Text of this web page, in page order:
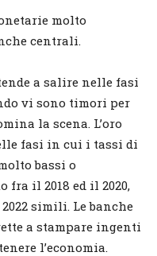
molto
centrali.
a salire nelle fasi
vi sono timori per
la scena. L’oro
fasi in cui i tassi di
bassi o
il 2018 ed il 2020,
simili. Le banche
a stampare ingenti
l’economia.